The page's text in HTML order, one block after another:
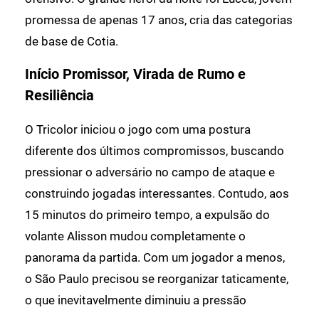
promessa de apenas 17 anos, cria das categorias
de base de Cotia.
Início Promissor, Virada de Rumo e
Resiliência
O Tricolor iniciou o jogo com uma postura
diferente dos últimos compromissos, buscando
pressionar o adversário no campo de ataque e
construindo jogadas interessantes. Contudo, aos
15 minutos do primeiro tempo, a expulsão do
volante Alisson mudou completamente o
panorama da partida. Com um jogador a menos,
o São Paulo precisou se reorganizar taticamente,
o que inevitavelmente diminuiu a pressão